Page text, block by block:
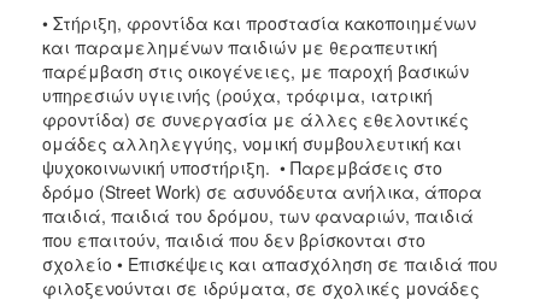
• Στήριξη, φροντίδα και προστασία κακοποιημένων
και παραμελημένων παιδιών με θεραπευτική
παρέμβαση στις οικογένειες, με παροχή βασικών
υπηρεσιών υγιεινής (ρούχα, τρόφιμα, ιατρική
φροντίδα) σε συνεργασία με άλλες εθελοντικές
ομάδες αλληλεγγύης, νομική συμβουλευτική και
ψυχοκοινωνική υποστήριξη. • Παρεμβάσεις στο
δρόμο (Street Work) σε ασυνόδευτα ανήλικα, άπορα
παιδιά, παιδιά του δρόμου, των φαναριών, παιδιά
που επαιτούν, παιδιά που δεν βρίσκονται στο
σχολείο • Επισκέψεις και απασχόληση σε παιδιά που
φιλοξενούνται σε ιδρύματα, σε σχολικές μονάδες